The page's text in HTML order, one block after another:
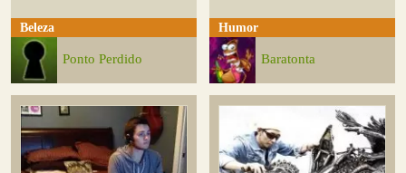
Beleza
Ponto Perdido
Humor
Baratonta